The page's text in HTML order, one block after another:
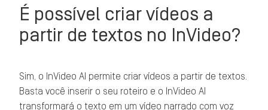
É possível criar vídeos a
partir de textos no InVideo?
Sim, o InVideo AI permite criar vídeos a partir de textos.
Basta você inserir o seu roteiro e o InVideo AI
transformará o texto em um vídeo narrado com voz